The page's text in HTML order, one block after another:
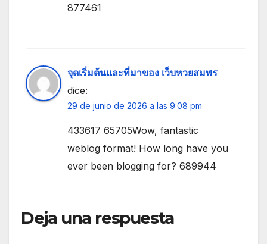
877461
จุดเริ่มต้นและที่มาของ เว็บหวยสมพร
dice:
29 de junio de 2026 a las 9:08 pm
433617 65705Wow, fantastic
weblog format! How long have you
ever been blogging for? 689944
Deja una respuesta